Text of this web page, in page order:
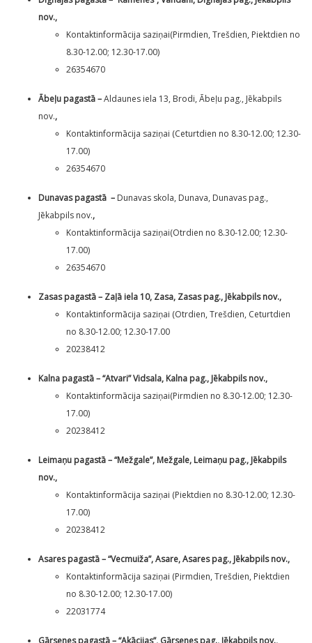
nov.,
Kontaktinformācija saziņai(Pirmdien, Trešdien, Piektdien no
8.30-12.00; 12.30-17.00)
26354670
Ābeļu pagastā –Aldaunes iela 13, Brodi, Ābeļu pag., Jēkabpils
nov.,
Kontaktinformācija saziņai (Ceturtdien no 8.30-12.00; 12.30-
17.00)
26354670
Dunavas pagastā – Dunavas skola, Dunava, Dunavas pag.,
Jēkabpils nov.,
Kontaktinformācija saziņai(Otrdien no 8.30-12.00; 12.30-
17.00)
26354670
Zasas pagastā – Zaļā iela 10, Zasa, Zasas pag., Jēkabpils nov.,
Kontaktinformācija saziņai (Otrdien, Trešdien, Ceturtdien
no 8.30-12.00; 12.30-17.00
20238412
Kalna pagastā – “Atvari” Vidsala, Kalna pag., Jēkabpils nov.,
Kontaktinformācija saziņai(Pirmdien no 8.30-12.00; 12.30-
17.00)
20238412
Leimaņu pagastā – “Mežgale”, Mežgale, Leimaņu pag., Jēkabpils
nov.,
Kontaktinformācija saziņai (Piektdien no 8.30-12.00; 12.30-
17.00)
20238412
Asares pagastā – “Vecmuiža”, Asare, Asares pag., Jēkabpils nov.,
Kontaktinformācija saziņai (Pirmdien, Trešdien, Piektdien
no 8.30-12.00; 12.30-17.00)
22031774